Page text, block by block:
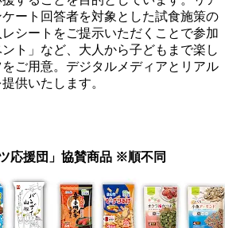
ート回答者を対象とした試食施策の
シートをご提示いただくことで参加
ト」など、大人から子どもまで楽し
ご用意。デジタルメディアとリアル
供いたします。
応援団」協賛商品 ※順不同